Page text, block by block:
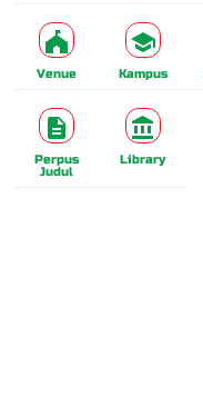
Venue Kampus
Perpus
Judul
Library